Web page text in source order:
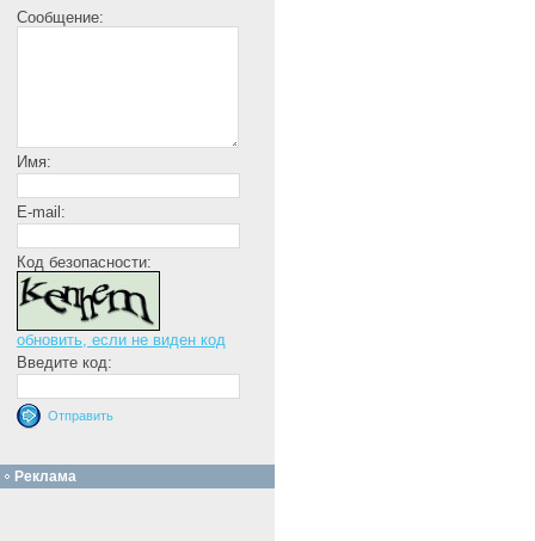
Сообщение:
Имя:
E-mail:
Код безопасности:
обновить, если не виден код
Введите код:
Реклама